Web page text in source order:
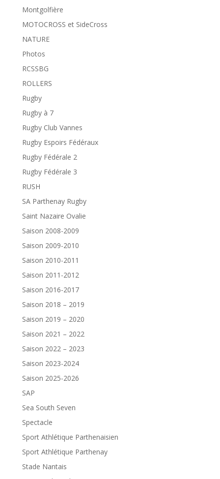
Montgolfière
MOTOCROSS et SideCross
NATURE
Photos
RCSSBG
ROLLERS
Rugby
Rugby à 7
Rugby Club Vannes
Rugby Espoirs Fédéraux
Rugby Fédérale 2
Rugby Fédérale 3
RUSH
SA Parthenay Rugby
Saint Nazaire Ovalie
Saison 2008-2009
Saison 2009-2010
Saison 2010-2011
Saison 2011-2012
Saison 2016-2017
Saison 2018 – 2019
Saison 2019 – 2020
Saison 2021 – 2022
Saison 2022 – 2023
Saison 2023-2024
Saison 2025-2026
SAP
Sea South Seven
Spectacle
Sport Athlétique Parthenaisien
Sport Athlétique Parthenay
Stade Nantais